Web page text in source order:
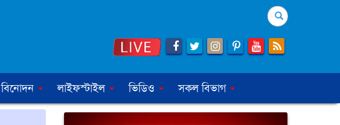
Search
বিনোদন লাইফস্টাইল ভিডিও সকল বিভাগ